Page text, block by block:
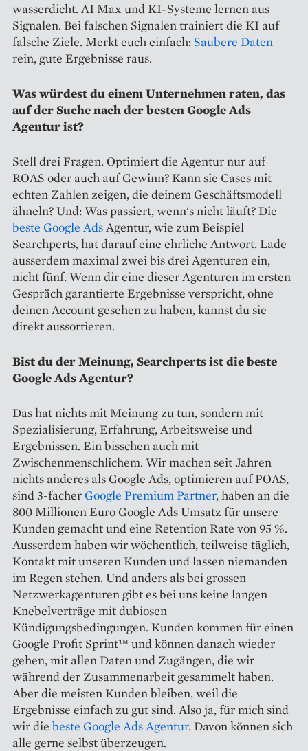
wasserdicht. AI Max und KI-Systeme lernen aus
Signalen. Bei falschen Signalen trainiert die KI auf
falsche Ziele. Merkt euch einfach: Saubere Daten
rein, gute Ergebnisse raus.
Was würdest du einem Unternehmen raten, das
auf der Suche nach der besten Google Ads
Agentur ist?
Stell drei Fragen. Optimiert die Agentur nur auf
ROAS oder auch auf Gewinn? Kann sie Cases mit
echten Zahlen zeigen, die deinem Geschäftsmodell
ähneln? Und: Was passiert, wenn's nicht läuft? Die
beste Google AdsAgentur, wie zum Beispiel
Searchperts, hat darauf eine ehrliche Antwort. Lade
ausserdem maximal zwei bis drei Agenturen ein,
nicht fünf. Wenn dir eine dieser Agenturen im ersten
Gespräch garantierte Ergebnisse verspricht, ohne
deinen Account gesehen zu haben, kannst du sie
direkt aussortieren.
Bist du der Meinung, Searchperts ist die beste
Google Ads Agentur?
Das hat nichts mit Meinung zu tun, sondern mit
Spezialisierung, Erfahrung, Arbeitsweise und
Ergebnissen. Ein bisschen auch mit
Zwischenmenschlichem. Wir machen seit Jahren
nichts anderes als Google Ads, optimieren auf POAS,
sind 3-facherGoogle Premium Partner, haben an die
800 Millionen Euro Google Ads Umsatz für unsere
Kunden gemacht und eine Retention Rate von 95 %.
Ausserdem haben wir wöchentlich, teilweise täglich,
Kontakt mit unseren Kunden und lassen niemanden
im Regen stehen. Und anders als bei grossen
Netzwerkagenturen gibt es bei uns keine langen
Knebelverträge mit dubiosen
Kündigungsbedingungen. Kunden kommen für einen
Google Profit Sprint™ und können danach wieder
gehen, mit allen Daten und Zugängen, die wir
während der Zusammenarbeit gesammelt haben.
Aber die meisten Kunden bleiben, weil die
Ergebnisse einfach zu gut sind. Also ja, für mich sind
wir die beste Google Ads Agentur. Davon können sich
alle gerne selbst überzeugen.